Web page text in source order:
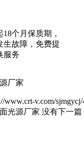
个月保质期，
生故障，免费提
服务
厂家
www.crt-v.com/
光源厂家 没有下一篇